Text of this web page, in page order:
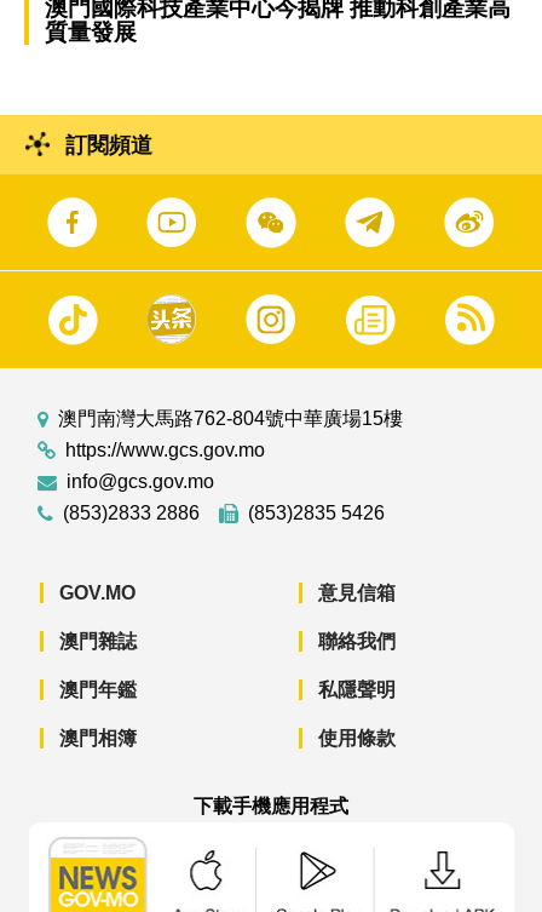
澳門國際科技產業中心今揭牌 推動科創產業高
質量發展
訂閱頻道
澳門南灣大馬路762-804號中華廣場15樓
https://www.gcs.gov.mo
info@gcs.gov.mo
(853)2833 2886
(853)2835 5426
GOV.MO
澳門雜誌
澳門年鑑
澳門相簿
意見信箱
聯絡我們
私隱聲明
使用條款
下載手機應用程式